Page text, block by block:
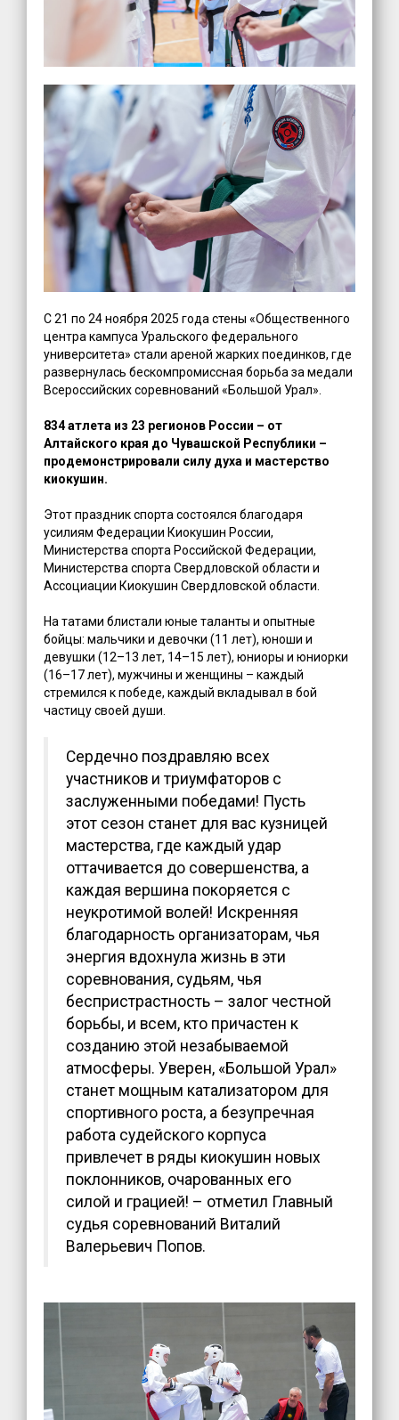
С 21 по 24 ноября 2025 года стены «Общественного
центра кампуса Уральского федерального
университета» стали ареной жарких поединков, где
развернулась бескомпромиссная борьба за медали
Всероссийских соревнований «Большой Урал».
834 атлета из 23 регионов России – от
Алтайского края до Чувашской Республики –
продемонстрировали силу духа и мастерство
киокушин.
Этот праздник спорта состоялся благодаря
усилиям Федерации Киокушин России,
Министерства спорта Российской Федерации,
Министерства спорта Свердловской области и
Ассоциации Киокушин Свердловской области.
На татами блистали юные таланты и опытные
бойцы: мальчики и девочки (11 лет), юноши и
девушки (12–13 лет, 14–15 лет), юниоры и юниорки
(16–17 лет), мужчины и женщины – каждый
стремился к победе, каждый вкладывал в бой
частицу своей души.
Сердечно поздравляю всех
участников и триумфаторов с
заслуженными победами! Пусть
этот сезон станет для вас кузницей
мастерства, где каждый удар
оттачивается до совершенства, а
каждая вершина покоряется с
неукротимой волей! Искренняя
благодарность организаторам, чья
энергия вдохнула жизнь в эти
соревнования, судьям, чья
беспристрастность – залог честной
борьбы, и всем, кто причастен к
созданию этой незабываемой
атмосферы. Уверен, «Большой Урал»
станет мощным катализатором для
спортивного роста, а безупречная
работа судейского корпуса
привлечет в ряды киокушин новых
поклонников, очарованных его
силой и грацией! – отметил Главный
судья соревнований Виталий
Валерьевич Попов.